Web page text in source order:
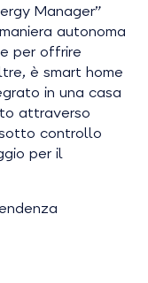
Manager”
autonoma
per offrire
è smart home
in una casa
attraverso
controllo
per il